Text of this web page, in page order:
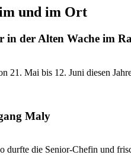
und im Ort
in der Alten Wache im
21. Mai bis 12. Juni diesen
Maly
durfte die Senior-Chefin und